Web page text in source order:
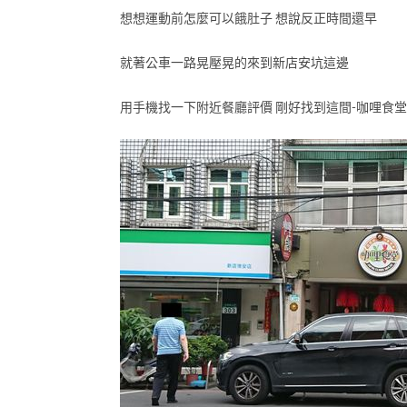
想想運動前怎麼可以餓肚子 想說反正時間還早
就著公車一路晃壓晃的來到新店安坑這邊
用手機找一下附近餐廳評價 剛好找到這間-咖哩食